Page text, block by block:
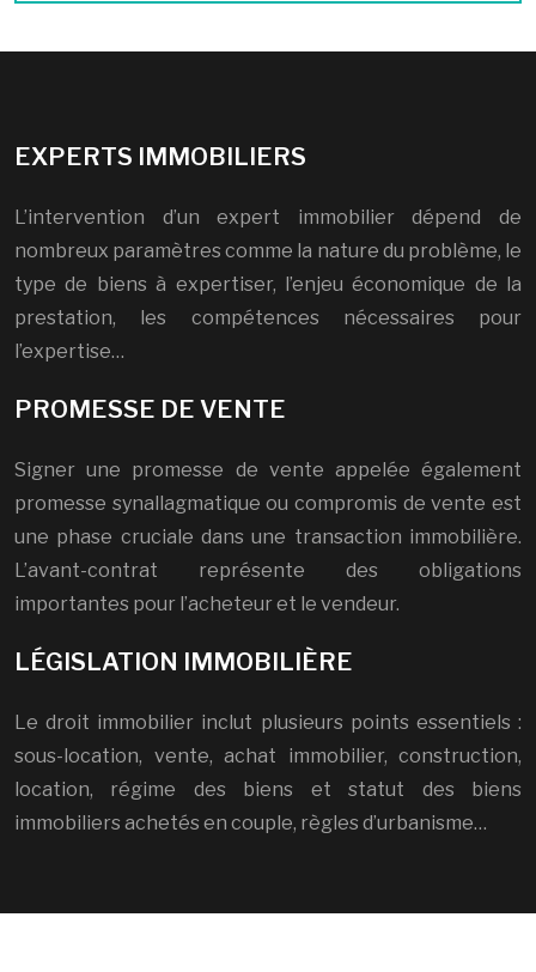
EXPERTS IMMOBILIERS
L’intervention d’un expert immobilier dépend de
nombreux paramètres comme la nature du problème, le
type de biens à expertiser, l’enjeu économique de la
prestation, les compétences nécessaires pour
l’expertise…
PROMESSE DE VENTE
Signer une promesse de vente appelée également
promesse synallagmatique ou compromis de vente est
une phase cruciale dans une transaction immobilière.
L’avant-contrat représente des obligations
importantes pour l’acheteur et le vendeur.
LÉGISLATION IMMOBILIÈRE
Le droit immobilier inclut plusieurs points essentiels :
sous-location, vente, achat immobilier, construction,
location, régime des biens et statut des biens
immobiliers achetés en couple, règles d’urbanisme…